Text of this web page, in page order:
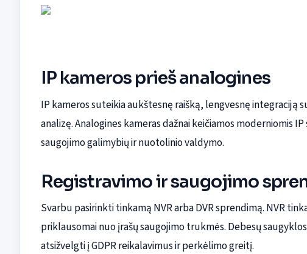
IP kameros prieš analogines
IP kameros suteikia aukštesnę raišką, lengvesnę integraciją
analizę. Analogines kameras dažnai keičiamos moderniomis
saugojimo galimybių ir nuotolinio valdymo.
Registravimo ir saugojimo
Svarbu pasirinkti tinkamą NVR arba DVR sprendimą. NVR
priklausomai nuo įrašų saugojimo trukmės. Debesų
atsižvelgti į GDPR reikalavimus ir perkėlimo greitį.